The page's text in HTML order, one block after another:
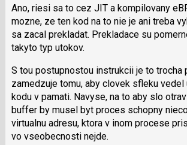
použít
i
klávesy
N
následující
a
P
pro
předchozí
nový
Ano, riesi sa to cez JIT a kompilovany
mozne, ze ten kod na to nie je ani treba
sa zacal prekladat. Prekladace su
takyto typ utokov.
S tou postupnostou instrukcii je to trocha
zamedzuje tomu, aby clovek sfleku vedel
kodu v pamati. Navyse, na to aby slo
buffer by musel byt proces schopny
virtualnu adresu, ktora v inom procese
vo vseobecnosti nejde.